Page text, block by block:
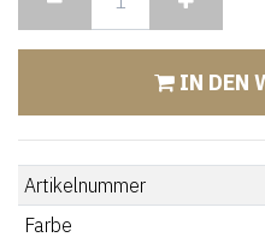
IN DEN
Artikelnummer
Farbe